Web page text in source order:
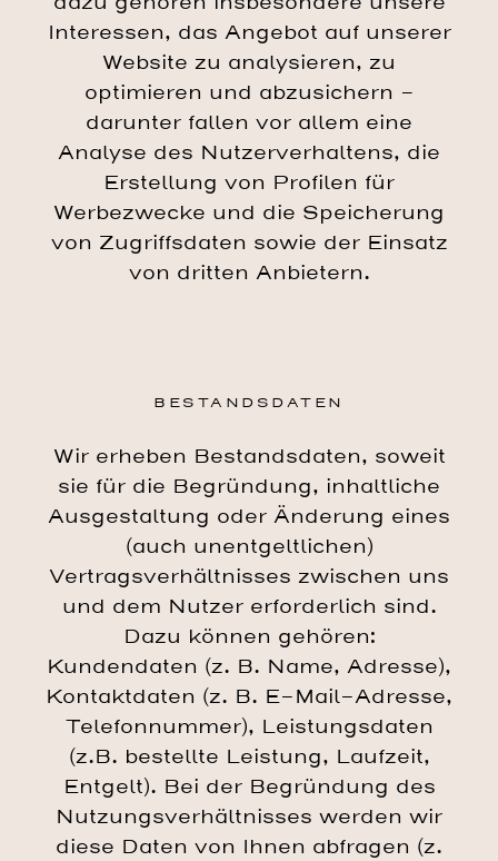
Interessen, das Angebot auf unserer
Website zu analysieren, zu
optimieren und abzusichern –
darunter fallen vor allem eine
Analyse des Nutzerverhaltens, die
Erstellung von Profilen für
Werbezwecke und die Speicherung
von Zugriffsdaten sowie der Einsatz
von dritten Anbietern.
BESTANDSDATEN
Wir erheben Bestandsdaten, soweit
sie für die Begründung, inhaltliche
Ausgestaltung oder Änderung eines
(auch unentgeltlichen)
Vertragsverhältnisses zwischen uns
und dem Nutzer erforderlich sind.
Dazu können gehören:
Kundendaten (z. B. Name, Adresse),
Kontaktdaten (z. B. E-Mail-Adresse,
Telefonnummer), Leistungsdaten
(z.B. bestellte Leistung, Laufzeit,
Entgelt). Bei der Begründung des
Nutzungsverhältnisses werden wir
diese Daten von Ihnen abfragen (z.